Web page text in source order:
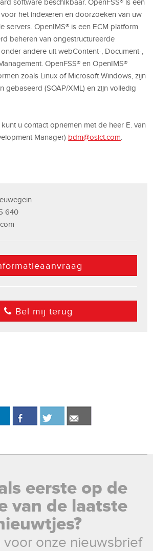
software beschikbaar. OpenFSS® is een
het indexeren en doorzoeken van uw
servers. OpenIMS® is een ECM platform
beheren van ongestructureerde
andere uit webContent-, Document-,
OpenFSS® en OpenIMS®
zoals Linux of Microsoft Windows, zijn
gebaseerd (SOAP/XML) en zijn volledig
u contact opnemen met de heer E. van
Manager) bdm@osict.com
640
Bel mij terug
eerste op de
van de laatste
voor onze nieuwsbrief